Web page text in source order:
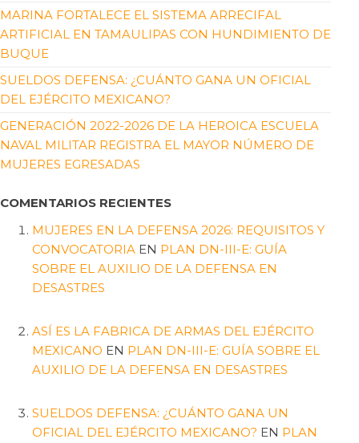
MARINA FORTALECE EL SISTEMA ARRECIFAL
ARTIFICIAL EN TAMAULIPAS CON HUNDIMIENTO DE
BUQUE
SUELDOS DEFENSA: ¿CUÁNTO GANA UN OFICIAL
DEL EJÉRCITO MEXICANO?
GENERACIÓN 2022-2026 DE LA HEROICA ESCUELA
NAVAL MILITAR REGISTRA EL MAYOR NÚMERO DE
MUJERES EGRESADAS
COMENTARIOS RECIENTES
MUJERES EN LA DEFENSA 2026: REQUISITOS Y
CONVOCATORIA EN PLAN DN-III-E: GUÍA
SOBRE EL AUXILIO DE LA DEFENSA EN
DESASTRES
ASÍ ES LA FABRICA DE ARMAS DEL EJÉRCITO
MEXICANO EN PLAN DN-III-E: GUÍA SOBRE EL
AUXILIO DE LA DEFENSA EN DESASTRES
SUELDOS DEFENSA: ¿CUÁNTO GANA UN
OFICIAL DEL EJÉRCITO MEXICANO? EN PLAN